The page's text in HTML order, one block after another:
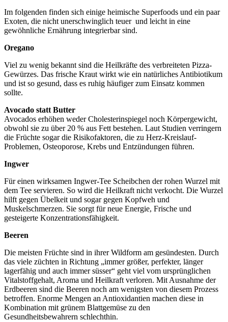
Im folgenden finden sich einige heimische Superfoods und ein paar
Exoten, die nicht unerschwinglich teuer und leicht in eine
gewöhnliche Ernährung integrierbar sind.
Oregano
Viel zu wenig bekannt sind die Heilkräfte des verbreiteten Pizza-
Gewürzes. Das frische Kraut wirkt wie ein natürliches Antibiotikum
und ist so gesund, dass es ruhig häufiger zum Einsatz kommen
sollte.
Avocado statt Butter
Avocados erhöhen weder Cholesterinspiegel noch Körpergewicht,
obwohl sie zu über 20 % aus Fett bestehen. Laut Studien verringern
die Früchte sogar die Risikofaktoren, die zu Herz-Kreislauf-
Problemen, Osteoporose, Krebs und Entzündungen führen.
Ingwer
Für einen wirksamen Ingwer-Tee Scheibchen der rohen Wurzel mit
dem Tee servieren. So wird die Heilkraft nicht verkocht. Die Wurzel
hilft gegen Übelkeit und sogar gegen Kopfweh und
Muskelschmerzen. Sie sorgt für neue Energie, Frische und
gesteigerte Konzentrationsfähigkeit.
Beeren
Die meisten Früchte sind in ihrer Wildform am gesündesten. Durch
das viele züchten in Richtung „immer größer, perfekter, länger
lagerfähig und auch immer süsser“ geht viel vom ursprünglichen
Vitalstoffgehalt, Aroma und Heilkraft verloren. Mit Ausnahme der
Erdbeeren sind die Beeren noch am wenigsten von diesem Prozess
betroffen. Enorme Mengen an Antioxidantien machen diese in
Kombination mit grünem Blattgemüse zu den
Gesundheitsbewahrern schlechthin.